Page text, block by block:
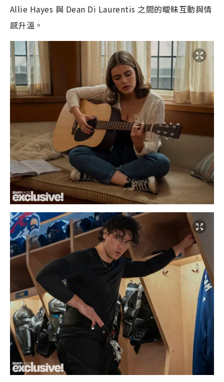
Allie Hayes 與 Dean Di Laurentis 之間的曖昧互動與情
感升溫。